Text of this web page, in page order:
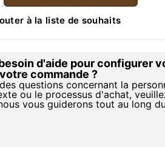
à la liste de souhaits
d'aide pour configurer
commande ?
questions concernant la
ou le processus d'achat,
vous guiderons tout au long